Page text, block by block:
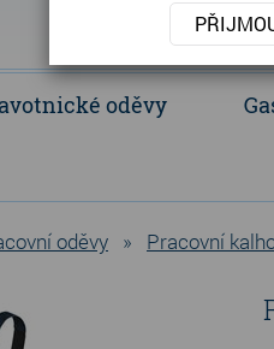
oděvy
oděvy » Pracovní